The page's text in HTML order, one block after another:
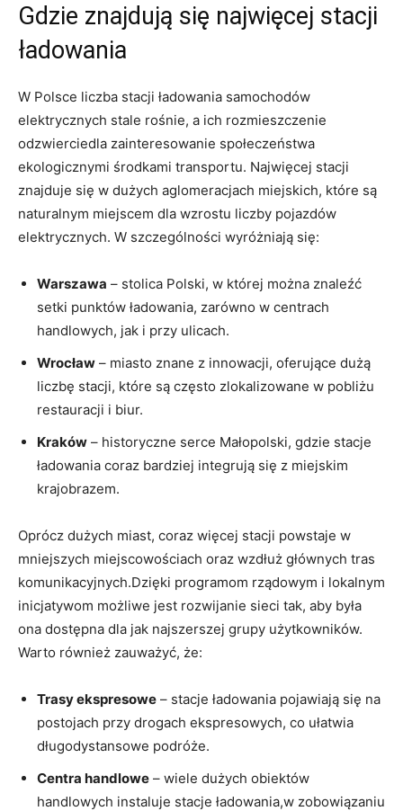
Gdzie znajdują się ‌najwięcej⁢ stacji
ładowania
W Polsce liczba stacji ładowania ‍samochodów
elektrycznych stale rośnie, a⁣ ich rozmieszczenie
odzwierciedla zainteresowanie ​społeczeństwa‌
ekologicznymi środkami transportu. Najwięcej stacji
⁣znajduje się w dużych ⁣aglomeracjach miejskich, które są
naturalnym miejscem ⁤dla​ wzrostu liczby pojazdów
‍elektrycznych. W ⁣szczególności wyróżniają ⁢się:
Warszawa – stolica Polski, w której można⁣ znaleźć
setki punktów ładowania, zarówno w ⁣centrach
handlowych, jak i przy ulicach.
Wrocław – miasto znane z innowacji, oferujące dużą‌
liczbę stacji, które są​ często ⁤zlokalizowane w pobliżu
restauracji⁢ i biur.
Kraków – historyczne‍ serce Małopolski, gdzie ⁣stacje
ładowania coraz bardziej integrują⁤ się z miejskim
krajobrazem.
Oprócz ⁢dużych miast, coraz więcej stacji powstaje w
mniejszych miejscowościach oraz⁢ wzdłuż​ głównych tras
komunikacyjnych.Dzięki programom rządowym i lokalnym
inicjatywom możliwe jest rozwijanie⁤ sieci ​tak, aby była
ona dostępna dla jak najszerszej grupy ⁤użytkowników.
Warto ‌również zauważyć, że:
Trasy ekspresowe – stacje ‍ładowania⁢ pojawiają⁢ się na
postojach przy drogach ekspresowych,⁢ co ⁣ułatwia
długodystansowe podróże.
Centra handlowe – wiele⁢ dużych⁣ obiektów
handlowych instaluje stacje ładowania,w‌ zobowiązaniu​